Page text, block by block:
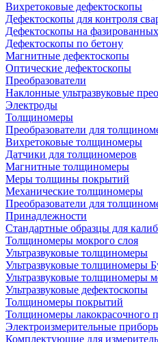
Вихретоковые дефектоскопы
Дефектоскопы для контроля
Дефектоскопы на
Дефектоскопы по бетону
Магнитные дефектоскопы
Оптические дефектоскопы
Преобразователи
Наклонные ультразвуковые
Электроды
Толщиномеры
Преобразователи для
Вихретоковые толщиномеры
Датчики для толщиномеров
Магнитные толщиномеры
Меры толщины покрытий
Механические толщиномеры
Преобразователи для
Принадлежности
Стандартные образцы для
Толщиномеры мокрого слоя
Ультразвуковые толщиномеры
Ультразвуковые толщиномеры
Ультразвуковые толщиномеры
Ультразвуковые дефектоскопы
Толщиномеры покрытий
Толщиномеры лакокрасочного
Электроизмерительные
Комплектующие для